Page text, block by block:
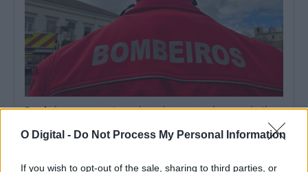
O Digital - Do Not Process My Personal Information
If you wish to opt-out of the sale, sharing to third parties, or
Bombeiros passam a ter mais apoios nas propinas e na justiça
Os bombeiros vão deixar de estar sujeitos a um período mínimo
de serviço para...